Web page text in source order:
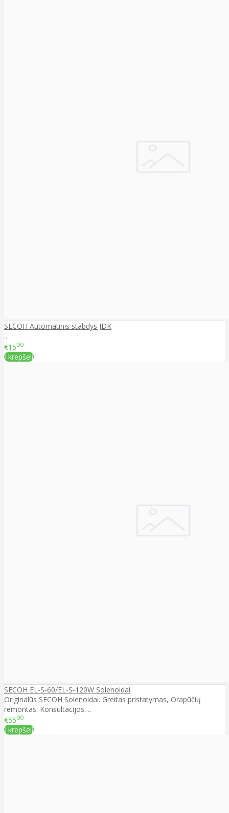
SECOH Automatinis stabdys JDK
..
€1500
Į krepšelį
SECOH EL-S-60/EL-S-120W Solenoidai
Originalūs SECOH Solenoidai. Greitas pristatymas, Orapūčių
remontas. Konsultacijos. ..
€5500
Į krepšelį